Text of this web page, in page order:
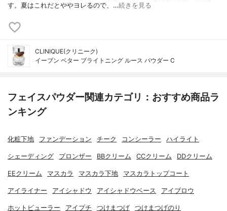
す。夏はこれだとややヨレるので、…続きを見る
CLINIQUE(クリニーク)
イーブン ベター ブライトニング ルース パウダー C
フェイスパウダー関連カテゴリ：おすすめ商品ラ
ンキング
化粧下地 ファンデーション チーク コンシーラー ハイライト
シェーディング ブロンザー BBクリーム CCクリーム DDクリーム
EEクリーム マスカラ マスカラ下地 マスカラトップコート
アイライナー アイシャドウ アイシャドウベース アイブロウ
ホットビューラー アイプチ つけまつげ つけまつげのり